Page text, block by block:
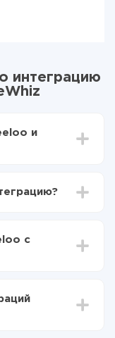
интеграцию
и
из Leeloo в
30-минут. В
с
количество
из одной